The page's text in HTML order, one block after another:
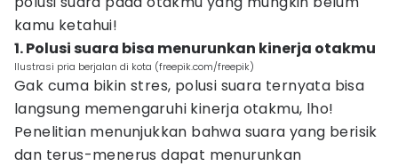
kamu ketahui!
1. Polusi suara bisa menurunkan kinerja otakmu
Ilustrasi pria berjalan di kota (freepik.com/freepik)
Gak cuma bikin stres, polusi suara ternyata bisa
langsung memengaruhi kinerja otakmu, lho!
Penelitian menunjukkan bahwa suara yang berisik
dan terus-menerus dapat menurunkan